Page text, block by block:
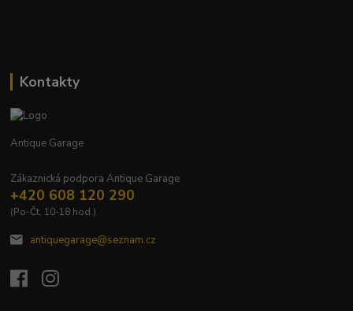
Kontakty
Antique Garage
Zákaznická podpora Antique Garage
+420 608 120 290
(Po-Čt, 10-18 hod.)
antiquegarage@seznam.cz